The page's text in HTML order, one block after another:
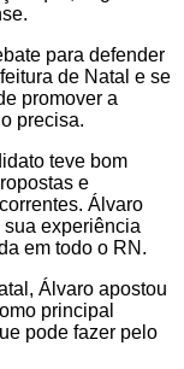
para defender
de Natal e se
promover a
precisa.
teve bom
e
Álvaro
experiência
em todo o RN.
Álvaro apostou
principal
pode fazer pelo